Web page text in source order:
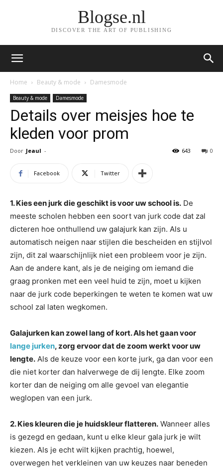
Blogse.nl
DISCOVER THE ART OF PUBLISHING
Home Beauty & mode Damesmode
Beauty & mode Damesmode
Details over meisjes hoe te
kleden voor prom
Door Jeaul - 0
643
Facebook Twitter
1. Kies een jurk die geschikt is voor uw school is. De
meeste scholen hebben een soort van jurk code dat zal
dicteren hoe onthullend uw galajurk kan zijn. Als u
automatisch neigen naar stijlen die bescheiden en stijlvol
zijn, dit zal waarschijnlijk niet een probleem voor je zijn.
Aan de andere kant, als je de neiging om iemand die
graag pronken met een veel huid te zijn, moet u kijken
naar de jurk code beperkingen te weten te komen wat uw
school zal laten wegkomen.
Galajurken kan zowel lang of kort. Als het gaan voor
lange jurken, zorg ervoor dat de zoom werkt voor uw
lengte. Als de keuze voor een korte jurk, ga dan voor een
die niet korter dan halverwege de dij lengte. Elke zoom
korter dan de neiging om alle gevoel van elegantie
weglopen van een jurk.
2. Kies kleuren die je huidskleur flatteren. Wanneer alles
is gezegd en gedaan, kunt u elke kleur gala jurk je wilt
kiezen. Als je echt wilt kijken prachtig, hoewel,
overwegen het verkleinen van uw keuzes naar beneden